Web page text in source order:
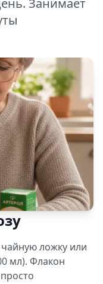
ложку или
мл). Флакон